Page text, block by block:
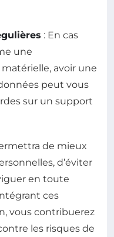
: En cas
une
avoir une
peut vous
sur un support
de mieux
d’éviter
en toute
ces
vous contribuerez
les risques de